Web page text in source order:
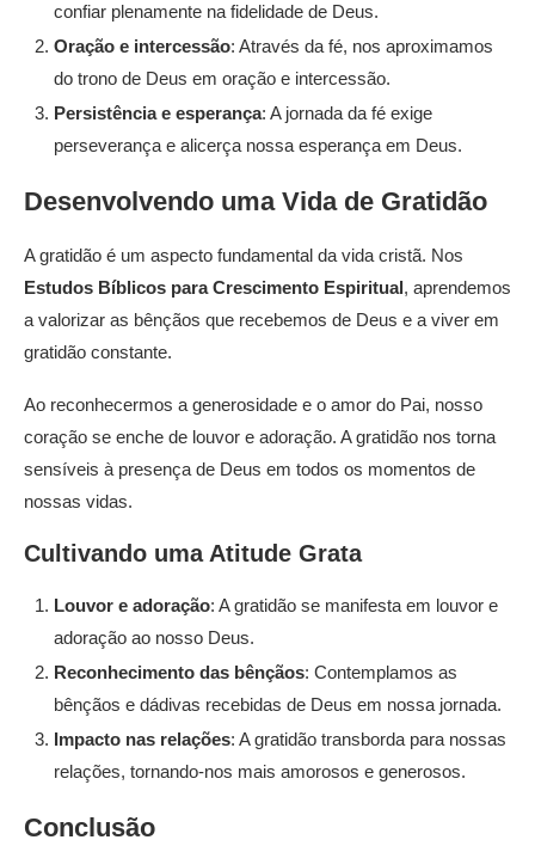
confiar plenamente na fidelidade de Deus.
Oração e intercessão: Através da fé, nos aproximamos
do trono de Deus em oração e intercessão.
Persistência e esperança: A jornada da fé exige
perseverança e alicerça nossa esperança em Deus.
Desenvolvendo uma Vida de Gratidão
A gratidão é um aspecto fundamental da vida cristã. Nos
Estudos Bíblicos para Crescimento Espiritual , aprendemos
a valorizar as bênçãos que recebemos de Deus e a viver em
gratidão constante.
Ao reconhecermos a generosidade e o amor do Pai, nosso
coração se enche de louvor e adoração. A gratidão nos torna
sensíveis à presença de Deus em todos os momentos de
nossas vidas.
Cultivando uma Atitude Grata
Louvor e adoração: A gratidão se manifesta em louvor e
adoração ao nosso Deus.
Reconhecimento das bênçãos: Contemplamos as
bênçãos e dádivas recebidas de Deus em nossa jornada.
Impacto nas relações: A gratidão transborda para nossas
relações, tornando-nos mais amorosos e generosos.
Conclusão